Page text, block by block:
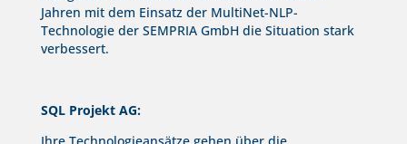
Jahren mit dem Einsatz der MultiNet-NLP-
Technologie der SEMPRIA GmbH die Situation stark
verbessert.
SQL Projekt AG: